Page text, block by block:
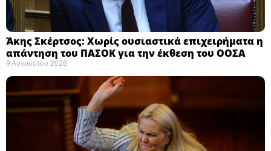
Άκης Σκέρτσος: Χωρίς ουσιαστικά επιχειρήματα η
απάντηση του ΠΑΣΟΚ για την έκθεση του ΟΟΣΑ ​
9 Αυγούστου 2026